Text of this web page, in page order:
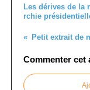
Les dérives de la
rchie
Commenter cet